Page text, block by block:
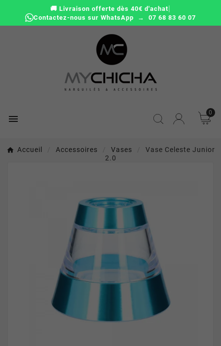
🚚 Livraison offerte dès 40€ d'achat|
Contactez-nous sur WhatsApp → 07 68 83 60 07

0
Accueil Accessoires Vases
Vase Celeste Junior
2.0